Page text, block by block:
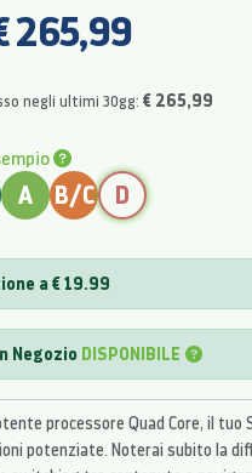
265,99
negli ultimi 30gg: € 265,99
A B/C D
a € 19.99
Negozio DISPONIBILE
processore Quad Core, il tuo
potenziate. Noterai subito la